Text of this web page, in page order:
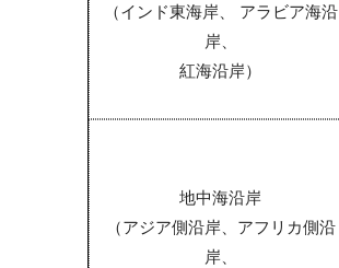
（インド東海岸、 アラビア海沿
岸、
紅海沿岸）
地中海沿岸
（アジア側沿岸、アフリカ側沿
岸、